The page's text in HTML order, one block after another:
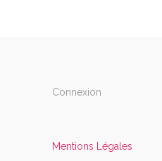
Connexion
Mentions Légales